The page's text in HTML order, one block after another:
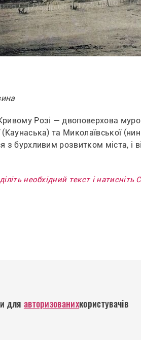
Розі — двоповерхова
(Каунаська) та Миколаївської
з бурхливим розвитком міста, і
необхідний текст і
для авторизованихкористувачів